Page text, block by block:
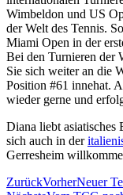
Wimbeldon und US
der Welt des Tennis.
Miami Open in der
Bei den Turnieren der
Sie sich weiter an die
Position #61 innehat.
wieder gerne und
Diana liebt asiatisches
sich auch in der
Gerresheim
ZurückVorherNeuer